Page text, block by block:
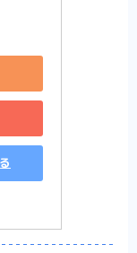
感想まと
メ-ネタバ
て笑える黒
ジネス）か
度目の人
たい……はず